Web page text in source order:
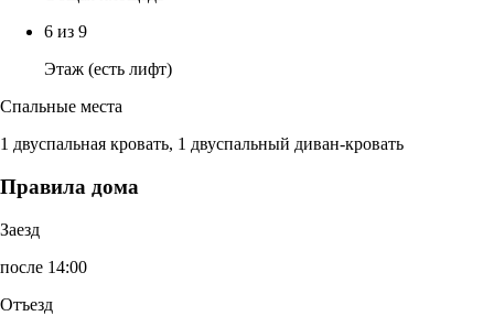
6 из 9
Этаж (есть лифт)
Спальные места
1 двуспальная кровать, 1 двуспальный диван-кровать
Правила дома
Заезд
после 14:00
Отъезд